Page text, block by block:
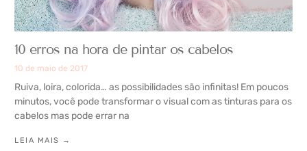
10 erros na hora de pintar os cabelos
10 de maio de 2017
Ruiva, loira, colorida… as possibilidades são infinitas! Em poucos
minutos, você pode transformar o visual com as tinturas para os
cabelos mas pode errar na
LEIA MAIS →